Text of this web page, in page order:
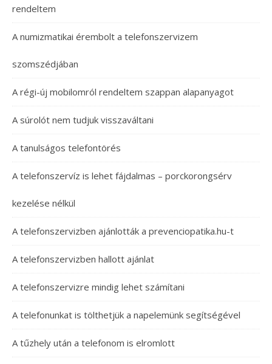
rendeltem
A numizmatikai érembolt a telefonszervizem
szomszédjában
A régi-új mobilomról rendeltem szappan alapanyagot
A súrolót nem tudjuk visszaváltani
A tanulságos telefontörés
A telefonszervíz is lehet fájdalmas – porckorongsérv
kezelése nélkül
A telefonszervizben ajánlották a prevenciopatika.hu-t
A telefonszervizben hallott ajánlat
A telefonszervizre mindig lehet számítani
A telefonunkat is tölthetjük a napelemünk segítségével
A tűzhely után a telefonom is elromlott